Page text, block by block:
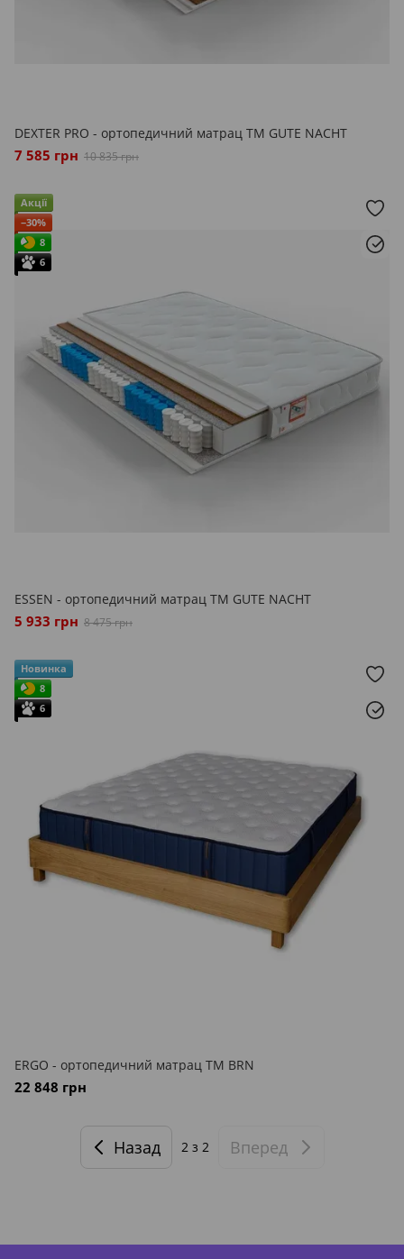
DEXTER PRO - ортопедичний матрац ТМ GUTE NACHT
7 585 грн 10 835 грн
Акції
−30%
8
6
ESSEN - ортопедичний матрац ТМ GUTE NACHT
5 933 грн 8 475 грн
Новинка
8
6
ERGO - ортопедичний матрац ТМ BRN
22 848 грн
Назад 2з 2 Вперед